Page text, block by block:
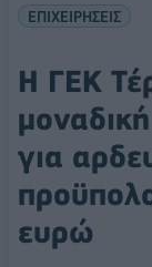
ΕΠΙΧΕΙΡΗΣΕΙΣ
Η ΓΕΚ
για
ευρώ